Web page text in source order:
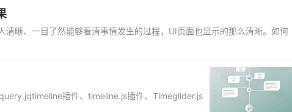
晰、一目了然能够看清事情发生的过程，UI页面也显示的那么清晰。如何
插件、timeline.js插件、Timeglider.js